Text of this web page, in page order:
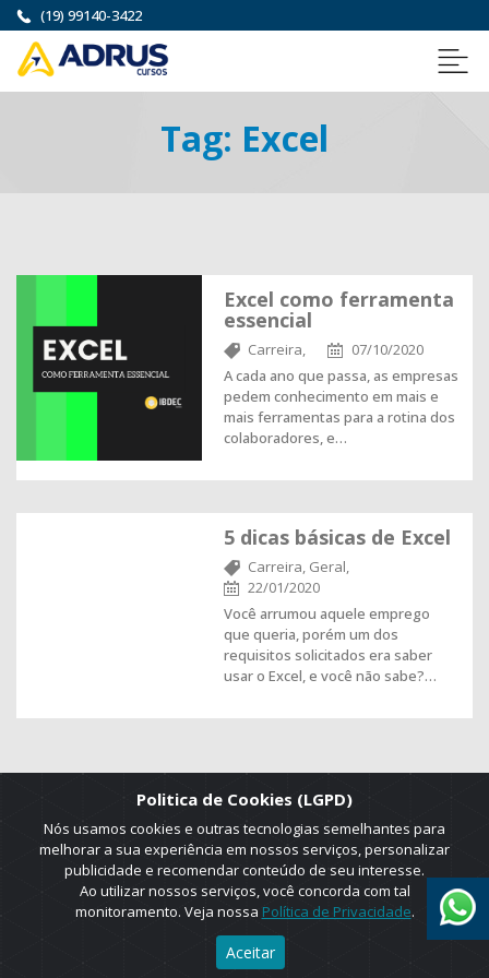
(19) 99140-3422
Tag: Excel
Excel como ferramenta
essencial
Carreira,
07/10/2020
A cada ano que passa, as empresas
pedem conhecimento em mais e
mais ferramentas para a rotina dos
colaboradores, e…
5 dicas básicas de Excel
Carreira, Geral,
22/01/2020
Você arrumou aquele emprego
que queria, porém um dos
requisitos solicitados era saber
usar o Excel, e você não sabe?…
2025 © Copyright. ADRUS. Todos os direitos reservados. Designed by
AGT Online.
Politica de Cookies (LGPD)
Nós usamos cookies e outras tecnologias semelhantes para
melhorar a sua experiência em nossos serviços, personalizar
publicidade e recomendar conteúdo de seu interesse.
Ao utilizar nossos serviços, você concorda com tal
monitoramento. Veja nossa Política de Privacidade.
Aceitar